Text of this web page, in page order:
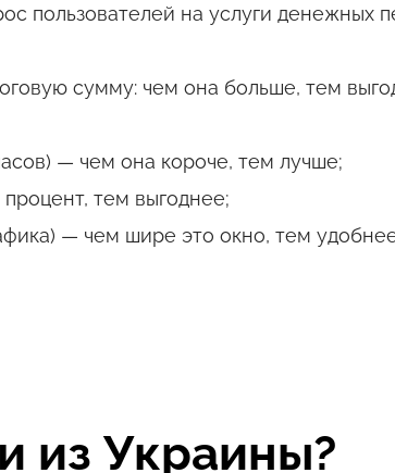
пользователей на услуги денежных
сумму: чем она больше, тем
— чем она короче, тем лучше;
тем выгоднее;
— чем шире это окно, тем
из Украины?